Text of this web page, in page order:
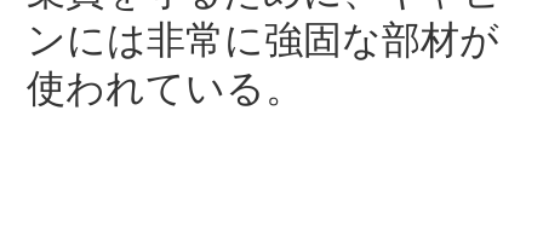
スト
オンライン
ショールー
ム
ンには非常に強固な部材が
使われている。